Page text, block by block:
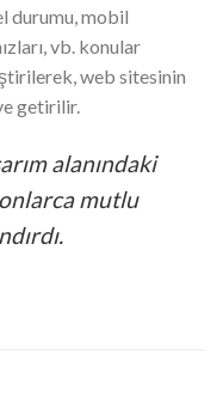
durumu, mobil
vb. konular
web sitesinin
getirilir.
alanındaki
mutlu